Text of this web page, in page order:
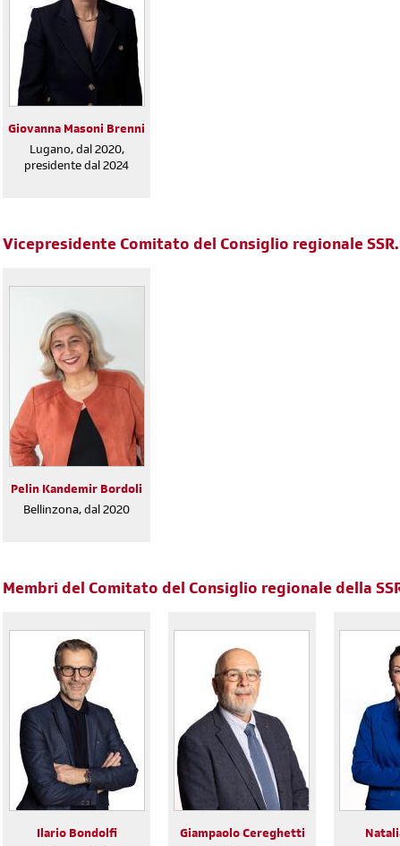
Giovanna Masoni Brenni
Lugano, dal 2020,
presidente dal 2024
Vicepresidente Comitato del Consiglio regionale
Pelin Kandemir Bordoli
Bellinzona, dal 2020
Membri del Comitato del Consiglio regionale della
Ilario Bondolfi
Giampaolo Cereghetti